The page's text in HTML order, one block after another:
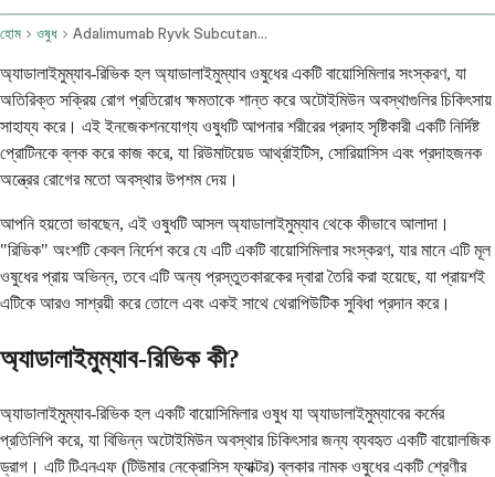
হোম ওষুধ Adalimumab Ryvk Subcutaneous Route
অ্যাডালাইমুম্যাব-রিভিক হল অ্যাডালাইমুম্যাব ওষুধের একটি বায়োসিমিলার সংস্করণ, যা
অতিরিক্ত সক্রিয় রোগ প্রতিরোধ ক্ষমতাকে শান্ত করে অটোইমিউন অবস্থাগুলির চিকিৎসায়
সাহায্য করে। এই ইনজেকশনযোগ্য ওষুধটি আপনার শরীরের প্রদাহ সৃষ্টিকারী একটি নির্দিষ্ট
প্রোটিনকে ব্লক করে কাজ করে, যা রিউমাটয়েড আর্থ্রাইটিস, সোরিয়াসিস এবং প্রদাহজনক
অন্ত্রের রোগের মতো অবস্থার উপশম দেয়।
আপনি হয়তো ভাবছেন, এই ওষুধটি আসল অ্যাডালাইমুম্যাব থেকে কীভাবে আলাদা।
"রিভিক" অংশটি কেবল নির্দেশ করে যে এটি একটি বায়োসিমিলার সংস্করণ, যার মানে এটি মূল
ওষুধের প্রায় অভিন্ন, তবে এটি অন্য প্রস্তুতকারকের দ্বারা তৈরি করা হয়েছে, যা প্রায়শই
এটিকে আরও সাশ্রয়ী করে তোলে এবং একই সাথে থেরাপিউটিক সুবিধা প্রদান করে।
অ্যাডালাইমুম্যাব-রিভিক কী?
অ্যাডালাইমুম্যাব-রিভিক হল একটি বায়োসিমিলার ওষুধ যা অ্যাডালাইমুম্যাবের কর্মের
প্রতিলিপি করে, যা বিভিন্ন অটোইমিউন অবস্থার চিকিৎসার জন্য ব্যবহৃত একটি বায়োলজিক
ড্রাগ। এটি টিএনএফ (টিউমার নেক্রোসিস ফ্যাক্টর) ব্লকার নামক ওষুধের একটি শ্রেণীর